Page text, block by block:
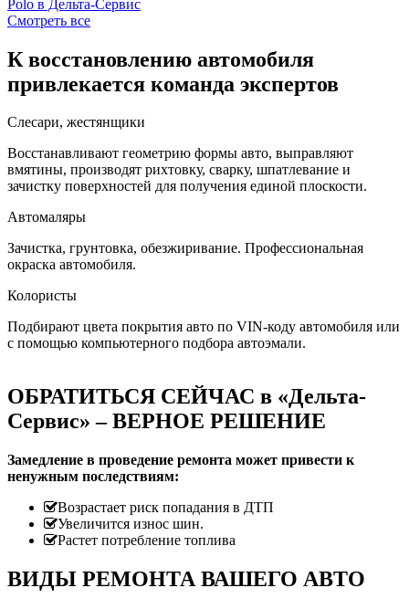
Смотреть все
К восстановлению автомобиля
привлекается команда экспертов
Слесари, жестянщики
Восстанавливают геометрию формы авто, выправляют
вмятины, производят рихтовку, сварку, шпатлевание и
зачистку поверхностей для получения единой плоскости.
Автомаляры
Зачистка, грунтовка, обезжиривание. Профессиональная
окраска автомобиля.
Колористы
Подбирают цвета покрытия авто по VIN-коду автомобиля или
с помощью компьютерного подбора автоэмали.
ОБРАТИТЬСЯ СЕЙЧАС в «Дельта-
Сервис» – ВЕРНОЕ РЕШЕНИЕ
Замедление в проведение ремонта может привести к
ненужным последствиям:
Возрастает риск попадания в ДТП
Увеличится износ шин.
Растет потребление топлива
ВИДЫ РЕМОНТА ВАШЕГО АВТО